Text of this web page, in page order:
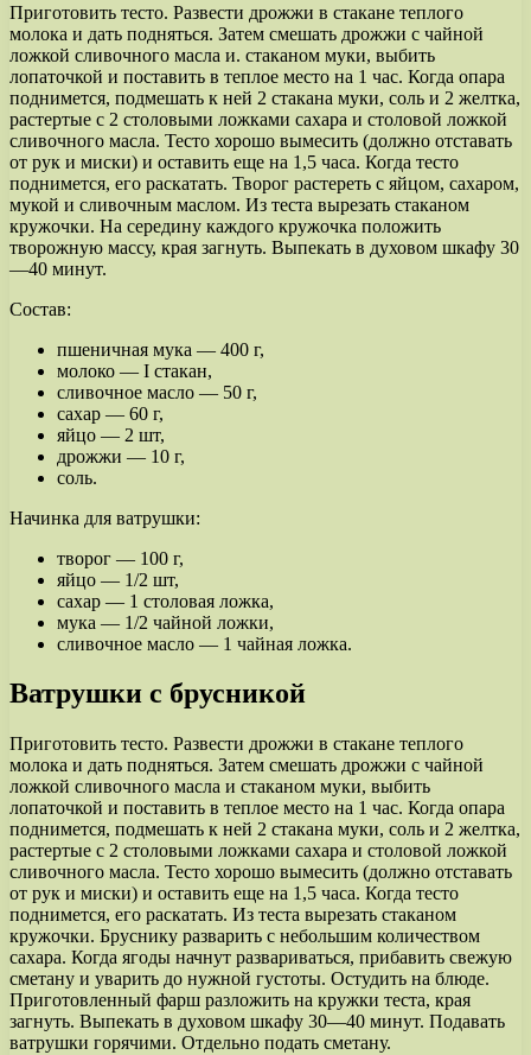
Приготовить тесто. Развести дрожжи в стакане теплого
молока и дать подняться. Затем смешать дрожжи с чайной
ложкой сливочного масла и. стаканом муки, выбить
лопаточкой и поставить в теплое место на 1 час. Когда опара
поднимется, подмешать к ней 2 стакана муки, соль и 2 желтка,
растертые с 2 столовыми ложками сахара и столовой ложкой
сливочного масла. Тесто хорошо вымесить (должно отставать
от рук и миски) и оставить еще на 1,5 часа. Когда тесто
поднимется, его раскатать. Творог растереть с яйцом, сахаром,
мукой и сливочным маслом. Из теста вырезать стаканом
кружочки. На середину каждого кружочка положить
творожную массу, края загнуть. Выпекать в духовом шкафу 30
—40 минут.
Состав:
пшеничная мука — 400 г,
молоко — I стакан,
сливочное масло — 50 г,
сахар — 60 г,
яйцо — 2 шт,
дрожжи — 10 г,
соль.
Начинка для ватрушки:
творог — 100 г,
яйцо — 1/2 шт,
сахар — 1 столовая ложка,
мука — 1/2 чайной ложки,
сливочное масло — 1 чайная ложка.
Ватрушки с брусникой
Приготовить тесто. Развести дрожжи в стакане теплого
молока и дать подняться. Затем смешать дрожжи с чайной
ложкой сливочного масла и стаканом муки, выбить
лопаточкой и поставить в теплое место на 1 час. Когда опара
поднимется, подмешать к ней 2 стакана муки, соль и 2 желтка,
растертые с 2 столовыми ложками сахара и столовой ложкой
сливочного масла. Тесто хорошо вымесить (должно отставать
от рук и миски) и оставить еще на 1,5 часа. Когда тесто
поднимется, его раскатать. Из теста вырезать стаканом
кружочки. Бруснику разварить с небольшим количеством
сахара. Когда ягоды начнут развариваться, прибавить свежую
сметану и уварить до нужной густоты. Остудить на блюде.
Приготовленный фарш разложить на кружки теста, края
загнуть. Выпекать в духовом шкафу 30—40 минут. Подавать
ватрушки горячими. Отдельно подать сметану.